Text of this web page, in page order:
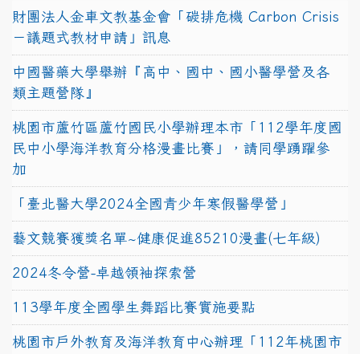
財團法人金車文教基金會「碳排危機 Carbon Crisis
－議題式教材申請」訊息
中國醫藥大學舉辦『高中、國中、國小醫學營及各
類主題營隊』
桃園市蘆竹區蘆竹國民小學辦理本市「112學年度國
民中小學海洋教育分格漫畫比賽」，請同學踴躍參
加
「臺北醫大學2024全國青少年寒假醫學營」
藝文競賽獲獎名單~健康促進85210漫畫(七年級)
2024冬令營-卓越領袖探索營
113學年度全國學生舞蹈比賽實施要點
桃園市戶外教育及海洋教育中心辦理「112年桃園市